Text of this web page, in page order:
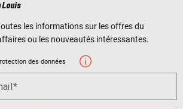
les informations sur les offres du
ou les nouveautés intéressantes.
des données